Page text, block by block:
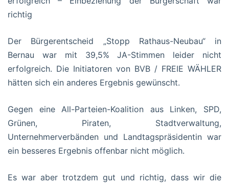
richtig
Der Bürgerentscheid „Stopp Rathaus-Neubau“ in
Bernau war mit 39,5% JA-Stimmen leider nicht
erfolgreich. Die Initiatoren von BVB / FREIE WÄHLER
hätten sich ein anderes Ergebnis gewünscht.
Gegen eine All-Parteien-Koalition aus Linken, SPD,
Grünen, Piraten, Stadtverwaltung,
Unternehmerverbänden und Landtagspräsidentin war
ein besseres Ergebnis offenbar nicht möglich.
Es war aber trotzdem gut und richtig, dass wir die